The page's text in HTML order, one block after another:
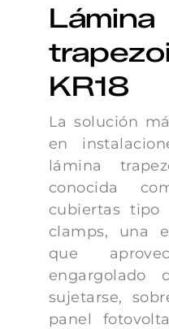
Lámina
KR18
La solución
en
lámina
conocida
cubiertas tipo
clamps, una
que
engargolado
sujetarse,
panel